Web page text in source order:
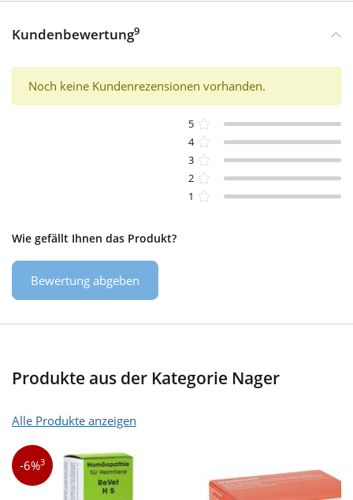
Kundenbewertung9
Noch keine Kundenrezensionen vorhanden.
5
4
3
2
1
Wie gefällt Ihnen das Produkt?
Bewertung abgeben
Produkte aus der Kategorie Nager
Alle Produkte anzeigen
-6%3